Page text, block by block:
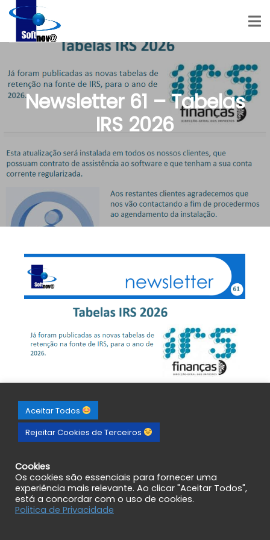
Newsletter 61 – Tabelas
IRS 2026
Aceitar Todos
Rejeitar Cookies de Terceiros
Cookies
Os cookies são essenciais para fornecer uma
experiência mais relevante. Ao clicar "Aceitar Todos",
está a concordar com o uso de cookies.
Politica de Privacidade